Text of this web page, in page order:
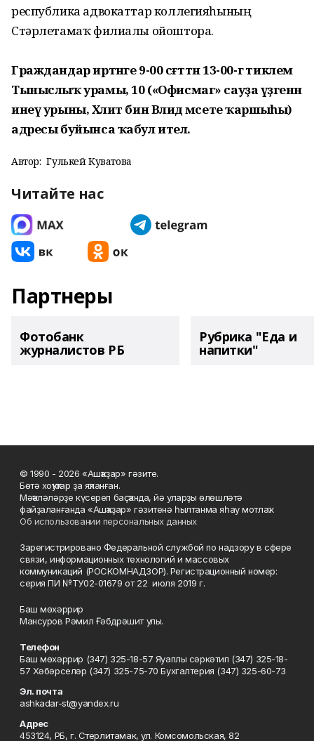
республика адвокаттар коллегияһының
Стәрлетамаҡ филиалы ойоштора.
Граждандар иртәнге 9-00 сәғәттән 13-00-гә тиклем
Тыныслыҡ урамы, 10 («Офисмаг» сауҙа үҙәгенән
инеү урыны, Хәлит бин Вәлид мәсете ҡаршыһы)
адресы буйынса ҡабул ителә.
Автор: Гулькей Куватова
Читайте нас
Партнеры
Фотобанк
журналистов РБ
Рубрика "Еда и
напитки"
© 1990 - 2026 «Ашҡаҙар» гәзите.
Бөтә хоҡуҡтар ҙа яҡланған.
Мәҡәләләрҙе күсереп баҫҡанда, йә уларҙы өлөшләтә
файҙаланғанда «Ашҡаҙар» гәзитенә һылтанма яһау мотлаҡ.
Об использовании персональных данных
Зарегистрировано Федеральной службой по надзору в сфере
связи, информационных технологий и массовых
коммуникаций (РОСКОМНАДЗОР). Регистрационный номер:
серия ПИ №ТУ02-01679 от 22 июля 2019 г.
Баш мөхәррир
Мансуров Рәмил Ғәбдрәшит улы.
Телефон
Баш мөхәррир (347) 325-18-57 Яуаплы сәркәтип (347) 325-18-
57 Хәбәрселәр (347) 325-75-70 Бухгалтерия (347) 325-60-73
Эл. почта
ashkadar-st@yandex.ru
Адрес
453124, РБ, г. Стерлитамак, ул. Комсомольская, 82